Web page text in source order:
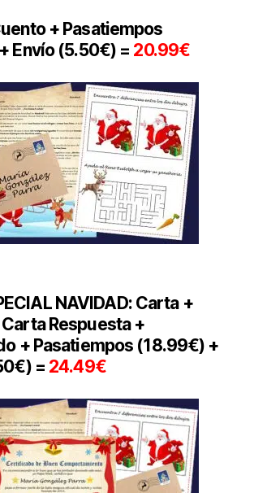
+ Pasatiempos
Envío (5.50€) = 20.99€
NAVIDAD: Carta +
Respuesta +
+ Pasatiempos (18.99€) +
= 24.49€